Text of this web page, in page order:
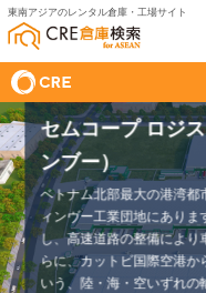
東南アジアのレンタル倉庫・工場サイト
テナント募集中
セムコープ ロジ
ンブー）
ベトナム北部最大の港湾都
ィンヴー工業団地にあり
し、高速道路の整備により
らに、カットビ国際空港
いう、陸・海・空いずれの